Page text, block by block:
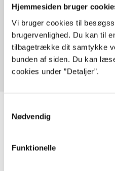
Hjemmesiden bruger
Vi bruger cookies til
brugervenlighed. Du kan til
tilbagetrække dit samtykke
bunden af siden. Du kan
cookies under ”Detaljer”.
Nødvendig
Funktionelle
Artikler med
Fra
Artikler
Alle registrerede artikler